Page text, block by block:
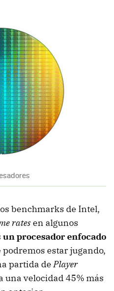
benchmarks de Intel,
ratesen algunos
un procesador enfocado
podremos estar jugando,
partida dePlayer
una velocidad 45% más